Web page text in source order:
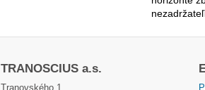
TRANOSCIUS a.s.
Tranovského 1,